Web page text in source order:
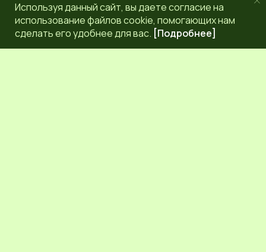
Используя данный сайт, вы даете согласие на
использование файлов cookie, помогающих нам
сделать его удобнее для вас. [Подробнее]